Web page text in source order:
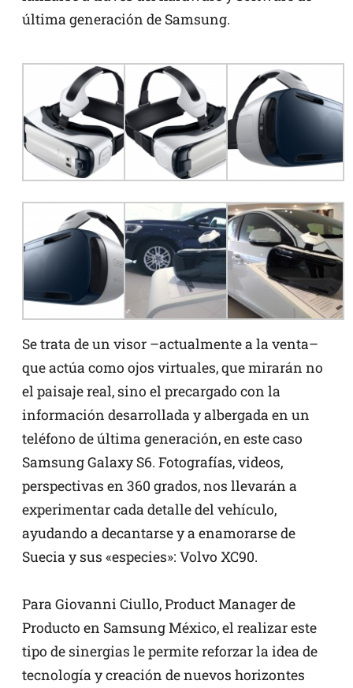
última generación de Samsung.
Se trata de un visor –actualmente a la venta–
que actúa como ojos virtuales, que mirarán no
el paisaje real, sino el precargado con la
información desarrollada y albergada en un
teléfono de última generación, en este caso
Samsung Galaxy S6. Fotografías, videos,
perspectivas en 360 grados, nos llevarán a
experimentar cada detalle del vehículo,
ayudando a decantarse y a enamorarse de
Suecia y sus «especies»: Volvo XC90.
Para Giovanni Ciullo, Product Manager de
Producto en Samsung México, el realizar este
tipo de sinergias le permite reforzar la idea de
tecnología y creación de nuevos horizontes